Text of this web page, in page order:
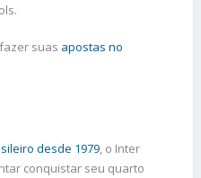
suas apostas no
desde 1979, o Inter
conquistar seu quarto